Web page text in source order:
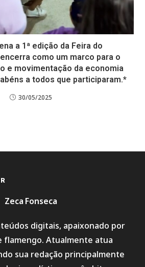
a 1ª edição da Feira do
como um marco para o
e movimentação da economia
a todos que participaram.*
30/05/2025
Zeca Fonseca
digitais, apaixonado por
flamengo. Atualmente atua
sua redação principalmente